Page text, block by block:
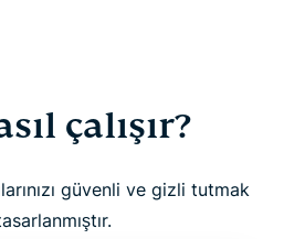
çalışır?
güvenli ve gizli tutmak